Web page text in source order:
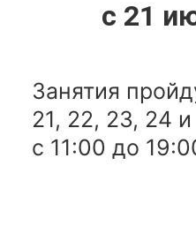
с 21
Занятия
21, 22, 23, 24
с 11:00 до